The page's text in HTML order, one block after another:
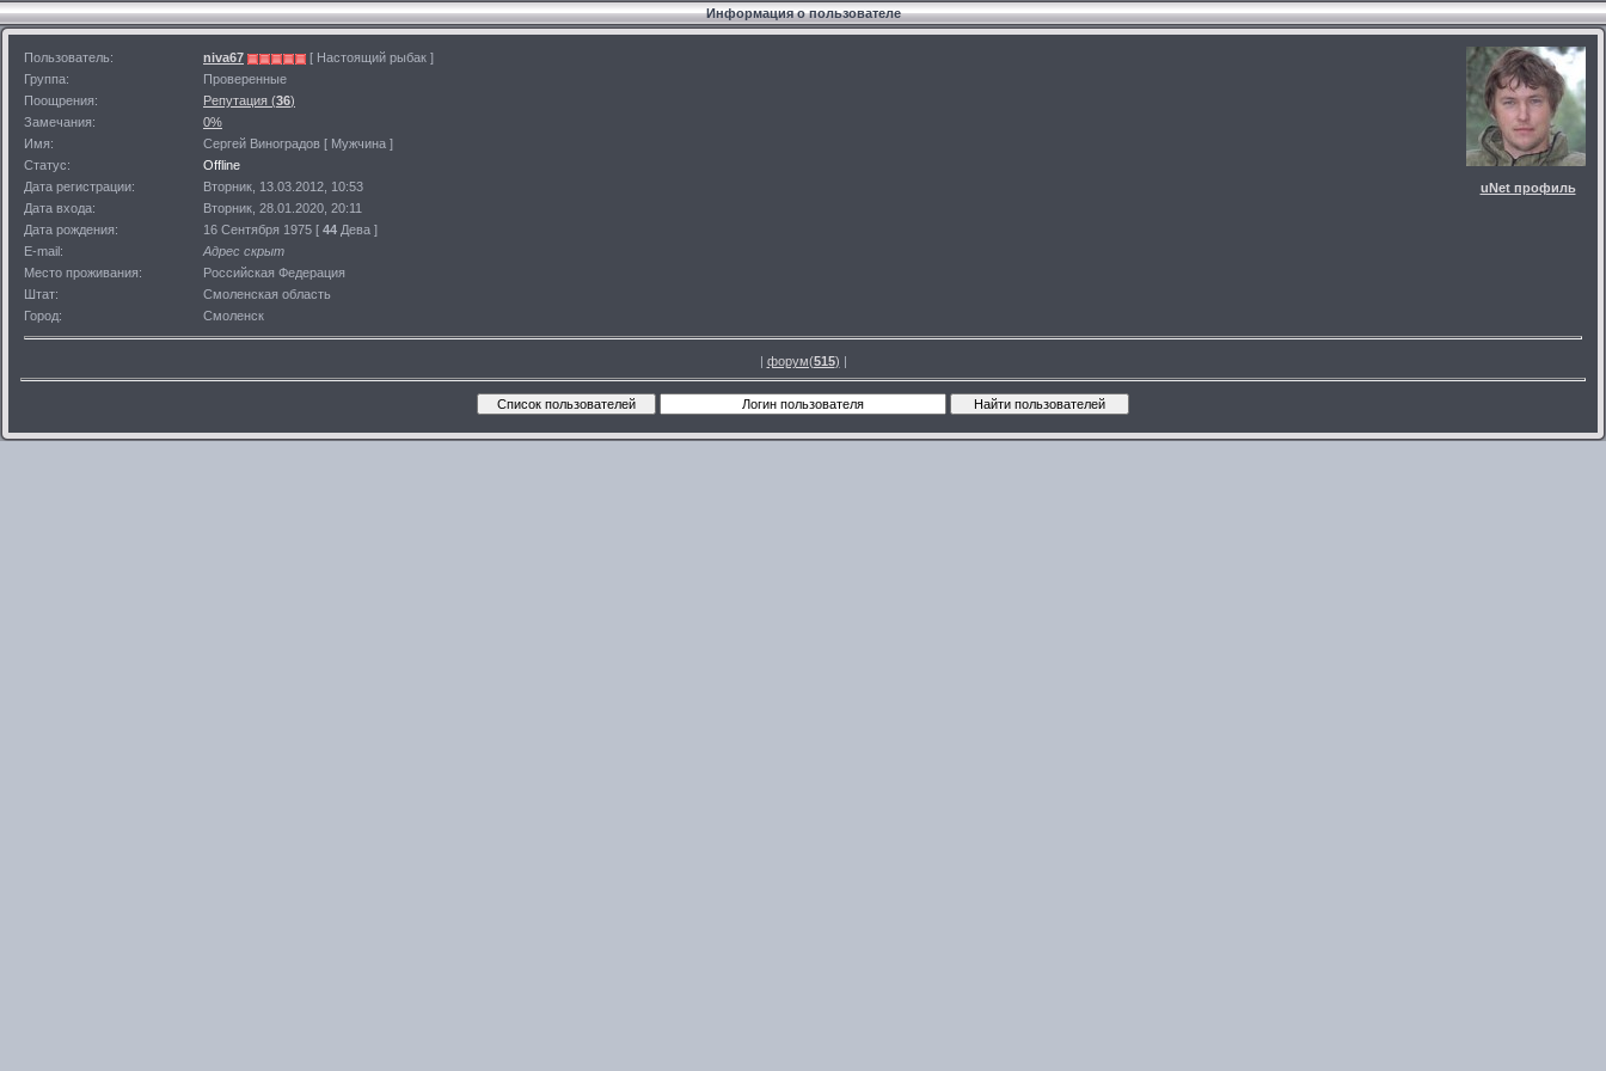
Информация о пользователе
uNet профиль
Пользователь: niva67
[ Настоящий рыбак ]
Группа:
Проверенные
Поощрения:
Репутация (36)
Замечания:
0%
Имя:
Сергей Виноградов [ Мужчина ]
Статус:
Offline
Дата регистрации:
Вторник, 13.03.2012, 10:53
Дата входа:
Вторник, 28.01.2020, 20:11
Дата рождения:
16 Сентября 1975 [ 44 Дева ]
E-mail:
Адрес скрыт
Место проживания:
Российская Федерация
Штат:
Смоленская область
Город:
Смоленск
| форум(515) |